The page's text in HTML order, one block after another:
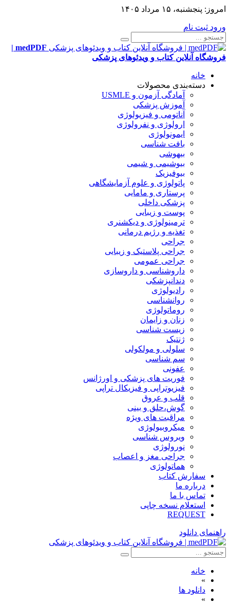
امروز: پنجشنبه، ۱۵ مرداد ۱۴۰۵
ورود ثبت نام
medPDF |
فروشگاه آنلاین کتاب و ویدئوهای پزشکی
خانه
دسته‌بندی محصولات
آمادگی آزمون و USMLE
آموزش پزشکی
آناتومی و فیزیولوژی
ارولوژی و نفرولوژی
ایمونولوژی
بافت شناسی
بیهوشی
بیوشیمی و شیمی
بیوفیزیک
پاتولوژی و علوم آزمایشگاهی
پرستاری و مامایی
پزشکی داخلی
پوست و زیبایی
ترمینولوژی و دیکشنری
تغذیه و رژیم درمانی
جراحی
جراحی پلاستیک و زیبایی
جراحی عمومی
داروشناسی و داروسازی
دندانپزشکی
رادیولوژی
روانشناسی
روماتولوژی
زنان و زایمان
زیست شناسی
ژنتیک
سلولی و مولکولی
سم شناسی
عفونی
فوریت های پزشکی و اورژانس
فیزیوتراپی و فیزیکال تراپی
قلب و عروق
گوش،حلق و بینی
مراقبت های ویژه
میکروبیولوژی
ویروس شناسی
نورولوژی
جراحی مغز و اعصاب
هماتولوژی
سفارش کتاب
درباره ما
تماس با ما
استعلام نسخه چاپی
REQUEST
راهنمای دانلود
خانه
»
دانلود ها
»